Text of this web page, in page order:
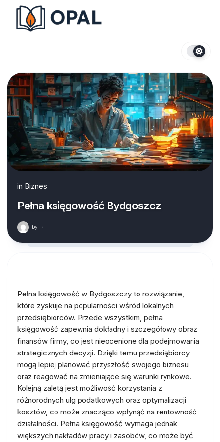
content
in Biznes
Pełna księgowość Bydgoszcz
by ·
Pełna księgowość w Bydgoszczy to rozwiązanie,
które zyskuje na popularności wśród lokalnych
przedsiębiorców. Przede wszystkim, pełna
księgowość zapewnia dokładny i szczegółowy obraz
finansów firmy, co jest nieocenione dla podejmowania
strategicznych decyzji. Dzięki temu przedsiębiorcy
mogą lepiej planować przyszłość swojego biznesu
oraz reagować na zmieniające się warunki rynkowe.
Kolejną zaletą jest możliwość korzystania z
różnorodnych ulg podatkowych oraz optymalizacji
kosztów, co może znacząco wpłynąć na rentowność
działalności. Pełna księgowość wymaga jednak
większych nakładów pracy i zasobów, co może być